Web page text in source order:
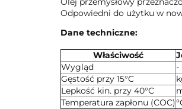
Odpowiedni do użytku w
Dane techniczne:
Właściwość
Wygląd
-
Gęstość przy 15°C
Lepkość kin. przy 40°C
Temperatura zapłonu (COC)